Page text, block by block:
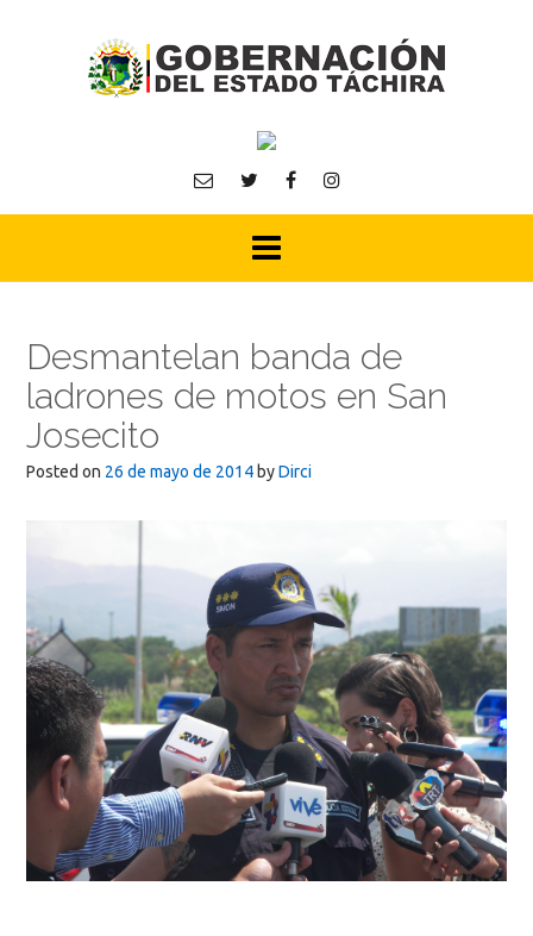
Desmantelan banda de
ladrones de motos en San
Josecito
Posted on 26 de mayo de 2014 byDirci